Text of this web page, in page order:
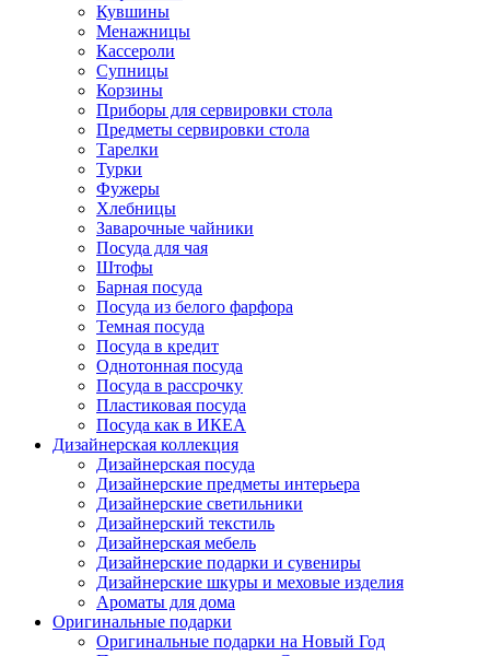
Кувшины
Менажницы
Кассероли
Супницы
Корзины
Приборы для сервировки стола
Предметы сервировки стола
Тарелки
Турки
Фужеры
Хлебницы
Заварочные чайники
Посуда для чая
Штофы
Барная посуда
Посуда из белого фарфора
Темная посуда
Посуда в кредит
Однотонная посуда
Посуда в рассрочку
Пластиковая посуда
Посуда как в ИКЕА
Дизайнерская коллекция
Дизайнерская посуда
Дизайнерские предметы интерьера
Дизайнерские светильники
Дизайнерский текстиль
Дизайнерская мебель
Дизайнерские подарки и сувениры
Дизайнерские шкуры и меховые изделия
Ароматы для дома
Оригинальные подарки
Оригинальные подарки на Новый Год